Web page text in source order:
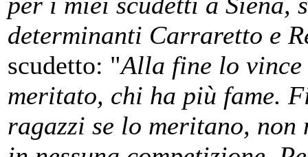
determinanti Carraretto e
scudetto: "Alla fine lo vince
meritato, chi ha più fame.
ragazzi se lo meritano, non